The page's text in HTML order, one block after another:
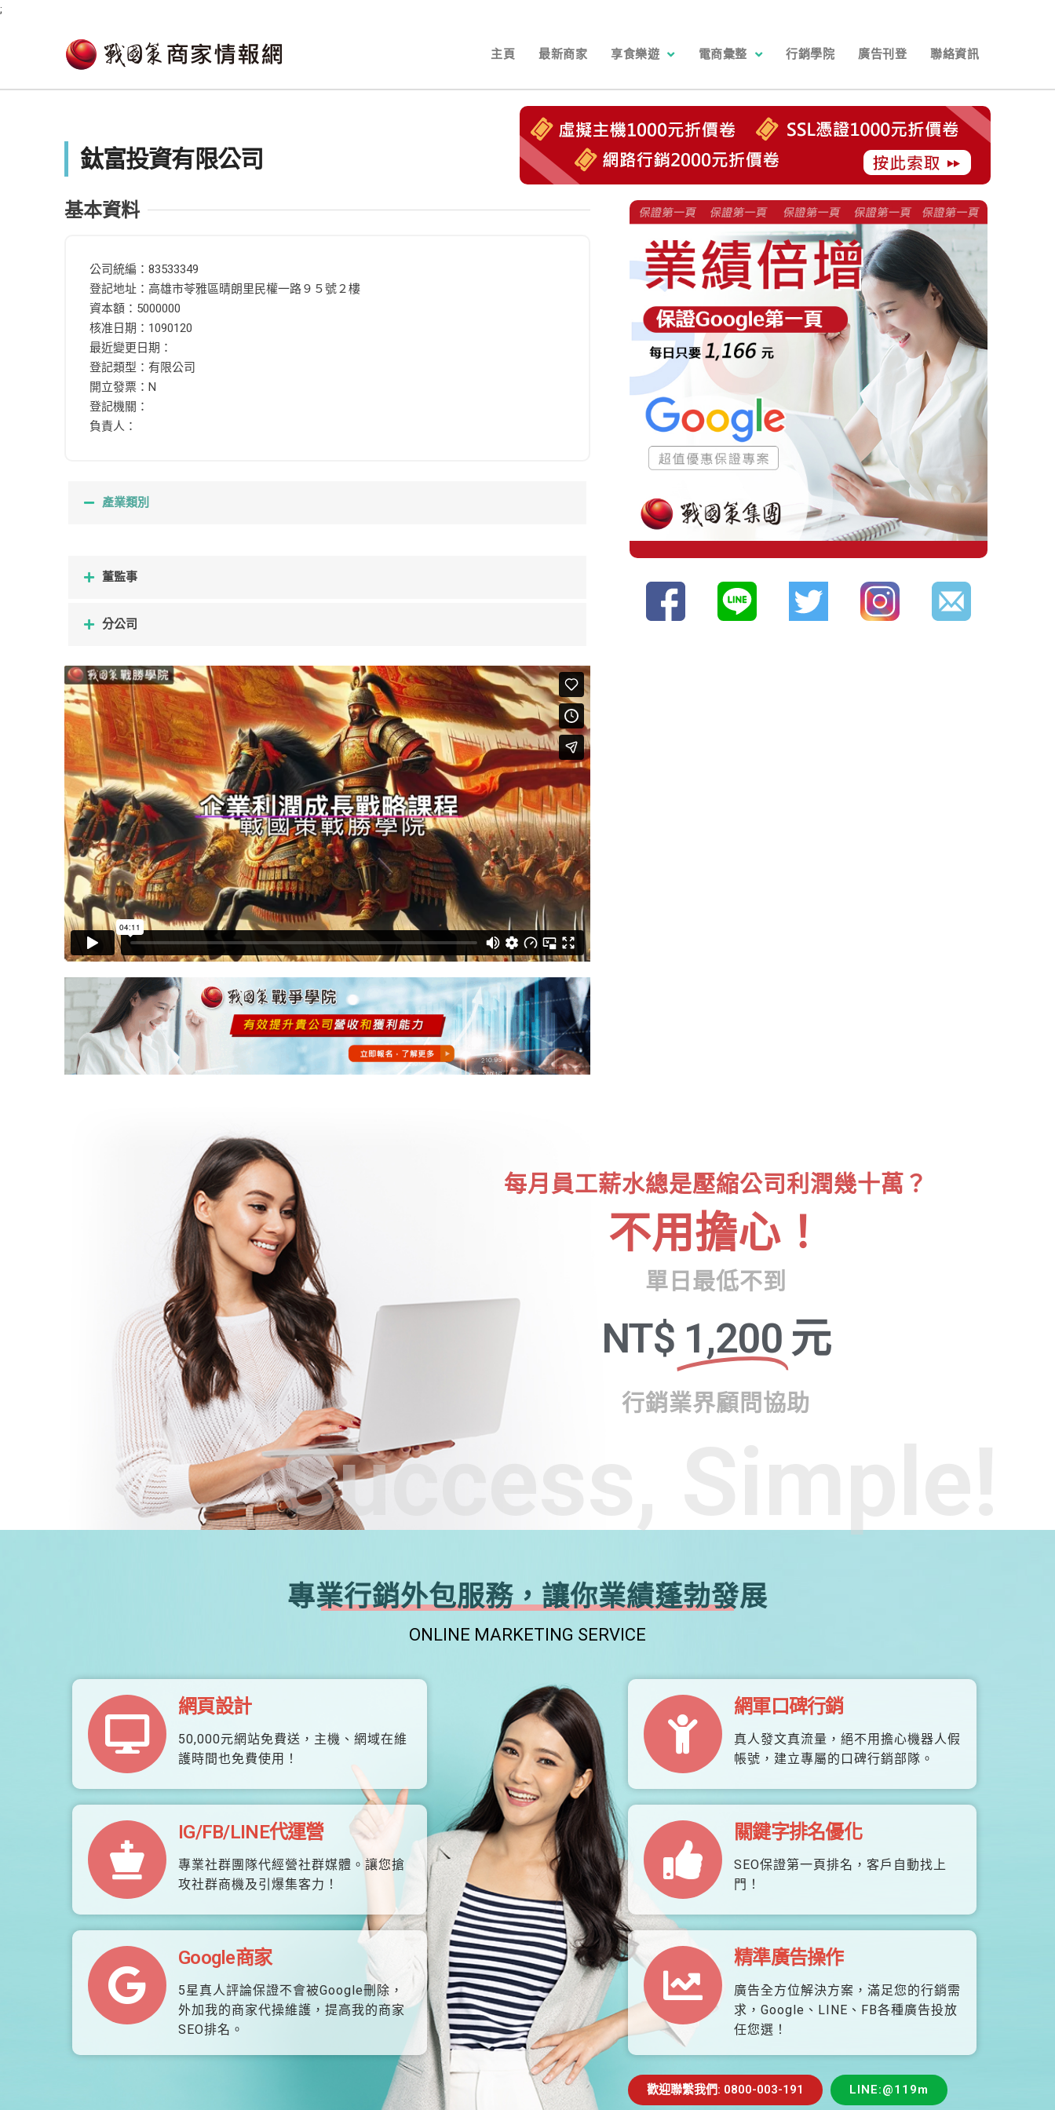
;
主頁 最新商家 享食樂遊 電商彙整 行銷學院 廣告刊登 聯絡資訊
鈦富投資有限公司
基本資料
公司統編：83533349
登記地址：高雄市苓雅區晴朗里民權一路９５號２樓
資本額：5000000
核准日期：1090120
最近變更日期：
登記類型：有限公司
開立發票：N
登記機關：
負責人：
產業類別
董監事
分公司
Success, Simple!
每月員工薪水總是壓縮公司利潤幾十萬？
不用擔心！
單日最低不到
NT$ 1,200 元
行銷業界顧問協助
專業行銷外包服務，讓你業績蓬勃發展
ONLINE MARKETING SERVICE
網頁設計
50,000元網站免費送，主機、網域在維
護時間也免費使用！
IG/FB/LINE代運營
專業社群團隊代經營社群媒體。讓您搶
攻社群商機及引爆集客力！
Google商家
5星真人評論保證不會被Google刪除，
外加我的商家代操維護，提高我的商家
SEO排名。
網軍口碑行銷
真人發文真流量，絕不用擔心機器人假
帳號，建立專屬的口碑行銷部隊。
關鍵字排名優化
SEO保證第一頁排名，客戶自動找上
門！
精準廣告操作
廣告全方位解決方案，滿足您的行銷需
求，Google、LINE、FB各種廣告投放
任您選！
歡迎聯繫我們: 0800-003-191 LINE:@119m